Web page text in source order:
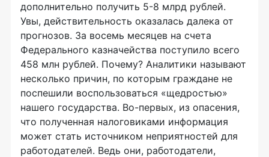
дополнительно получить 5-8 млрд рублей.
Увы, действительность оказалась далека от
прогнозов. За восемь месяцев на счета
Федерального казначейства поступило всего
458 млн рублей. Почему? Аналитики называют
несколько причин, по которым граждане не
поспешили воспользоваться «щедростью»
нашего государства. Во-первых, из опасения,
что полученная налоговиками информация
может стать источником неприятностей для
работодателей. Ведь они, работодатели,